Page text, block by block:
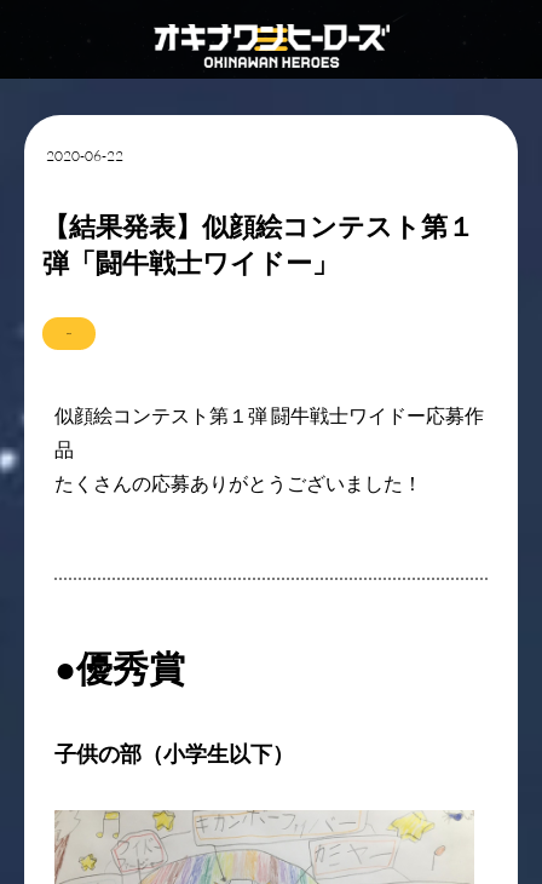
2020-06-22
【結果発表】似顔絵コンテスト第１
弾「闘牛戦士ワイドー」
似顔絵コンテスト第１弾 闘牛戦士ワイドー応募作
品
たくさんの応募ありがとうございました！
●優秀賞
子供の部（小学生以下）